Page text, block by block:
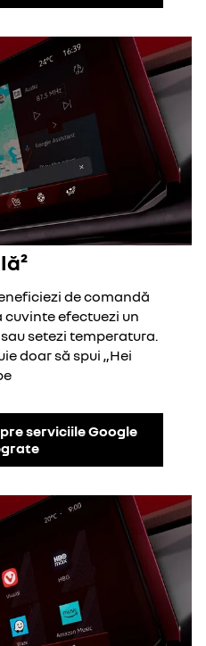
de comandă
efectuezi un
setezi temperatura.
doar să spui „Hei
serviciile Google